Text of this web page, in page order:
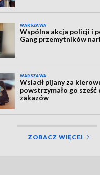
WARSZAWA
Wspólna akcja policji i
Gang przemytników
WARSZAWA
Wsiadł pijany za
powstrzymało go
zakazów
ZOBACZ WIĘCEJ